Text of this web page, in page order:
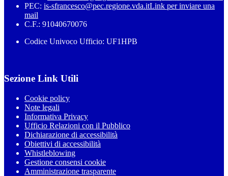
PEC: is-sfrancesco@pec.regione.vda.itLink per inviare una
mail
C.F.: 91040670076
Codice Univoco Ufficio: UF1HPB
Sezione Link Utili
Cookie policy
Note legali
Informativa Privacy
Ufficio Relazioni con il Pubblico
Dichiarazione di accessibilità
Obiettivi di accessibilità
Whistleblowing
Gestione consensi cookie
Amministrazione trasparente